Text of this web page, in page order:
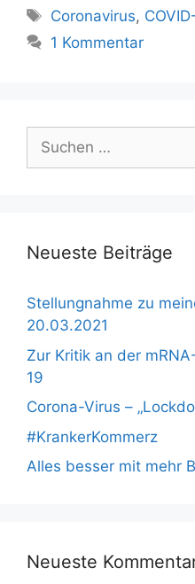
Schlagwörter
Coronavirus,
1 Kommentar
Suchen
nach:
Neueste Beiträge
Stellungnahme zu
20.03.2021
Zur Kritik an der
19
Corona-Virus –
#KrankerKommerz
Alles besser mit mehr
Neueste